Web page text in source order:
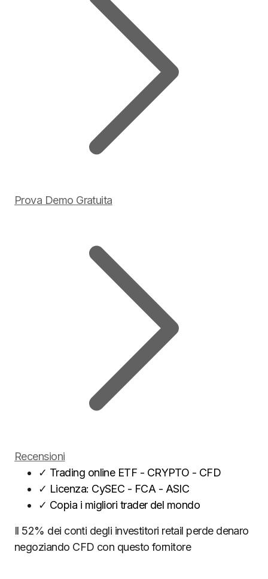
Prova Demo Gratuita
Recensioni
✓ Trading online ETF - CRYPTO - CFD
✓ Licenza: CySEC - FCA - ASIC
✓ Copia i migliori trader del mondo
Il 52% dei conti degli investitori retail perde denaro
negoziando CFD con questo fornitore